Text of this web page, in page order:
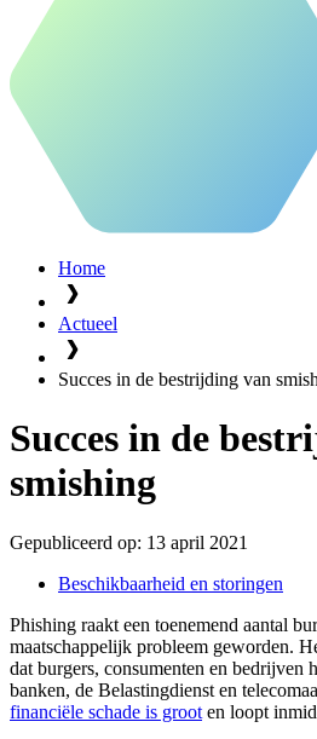
Home
Actueel
Succes in de bestrijding van
Succes in de
smishing
Gepubliceerd op: 13 april 2021
Beschikbaarheid en storingen
Phishing raakt een toenemend aantal
maatschappelijk probleem geworden.
dat burgers, consumenten en bedrijven
banken, de Belastingdienst en
financiële schade is groot en loopt